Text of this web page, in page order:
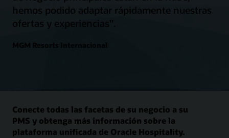
hemos podido adaptar rápidamente nuestras
ofertas y experiencias".
Conecte todas las facetas de su negocio a su
PMS y obtenga más información sobre la
plataforma unificada de Oracle Hospitality.